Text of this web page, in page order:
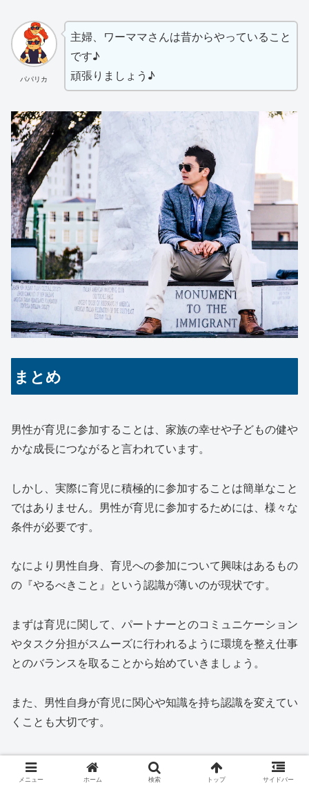
パパリカ
主婦、ワーママさんは昔からやっていること
です♪
頑張りましょう♪
まとめ
男性が育児に参加することは、家族の幸せや子どもの健や
かな成長につながると言われています。
しかし、実際に育児に積極的に参加することは簡単なこと
ではありません。男性が育児に参加するためには、様々な
条件が必要です。
なにより男性自身、育児への参加について興味はあるもの
の『やるべきこと』という認識が薄いのが現状です。
まずは育児に関して、パートナーとのコミュニケーション
やタスク分担がスムーズに行われるように環境を整え仕事
とのバランスを取ることから始めていきましょう。
また、男性自身が育児に関心や知識を持ち認識を変えてい
くことも大切です。
育児書やネットなどで情報を収集することで、育児に対す
る自信や意欲が高まり育児に積極的に参加する様になるか
メニュー ホーム 検索 トップ サイドバー